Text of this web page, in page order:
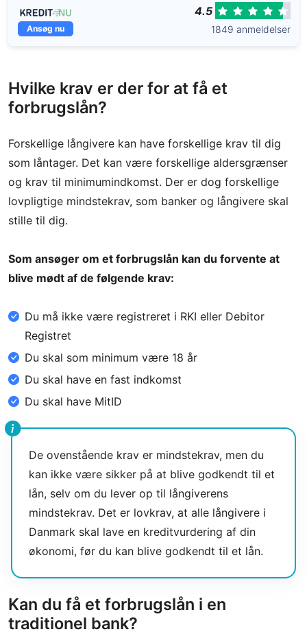
Ansøg nu
4.5
1849 anmeldelser
Hvilke krav er der for at få et
forbrugslån?
Forskellige långivere kan have forskellige krav til dig
som låntager. Det kan være forskellige aldersgrænser
og krav til minimumindkomst. Der er dog forskellige
lovpligtige mindstekrav, som banker og långivere skal
stille til dig.
Som ansøger om et forbrugslån kan du forvente at
blive mødt af de følgende krav:
Du må ikke være registreret i RKI eller Debitor
Registret
Du skal som minimum være 18 år
Du skal have en fast indkomst
Du skal have MitID
De ovenstående krav er mindstekrav, men du
kan ikke være sikker på at blive godkendt til et
lån, selv om du lever op til långiverens
mindstekrav. Det er lovkrav, at alle långivere i
Danmark skal lave en kreditvurdering af din
økonomi, før du kan blive godkendt til et lån.
Kan du få et forbrugslån i en
traditionel bank?